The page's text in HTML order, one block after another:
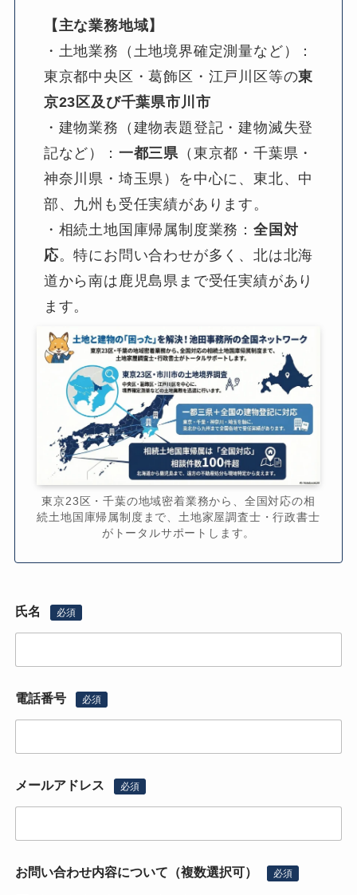
【主な業務地域】
・土地業務（土地境界確定測量など）：
東京都中央区・葛飾区・江戸川区等の東
京23区及び千葉県市川市
・建物業務（建物表題登記・建物滅失登
記など）： 一都三県 （東京都・千葉県・
神奈川県・埼玉県）を中心に、東北、中
部、九州も受任実績があります。
・相続土地国庫帰属制度業務：全国対
応。特にお問い合わせが多く、北は北海
道から南は鹿児島県まで受任実績があり
ます。
東京23区・千葉の地域密着業務から、全国対応の相
続土地国庫帰属制度まで、土地家屋調査士・行政書士
がトータルサポートします。
氏名 必須
電話番号 必須
メールアドレス 必須
お問い合わせ内容について（複数選択可） 必須